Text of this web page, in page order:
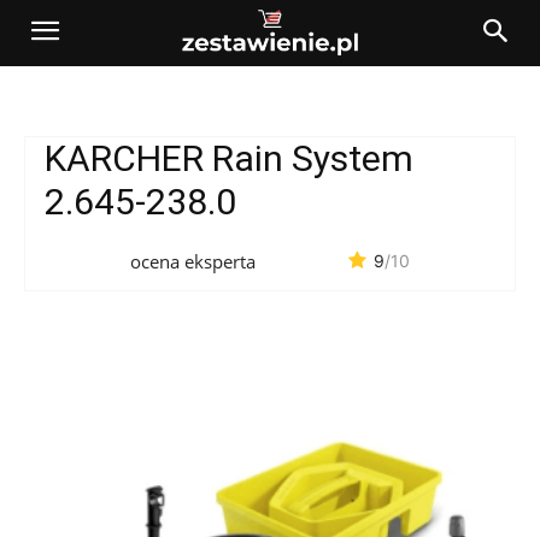
KARCHER Rain System
2.645-238.0
ocena eksperta 9/10